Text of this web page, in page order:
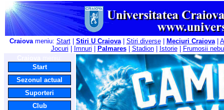
Craiovameniu: Start| Stiri U Craiova| Stiri diverse| Meciuri Craiova|
Jocuri
Imnuri Palmares| Stadion| Istorie|
Frumosii
Start
Sezonul actual
Suporteri
Club